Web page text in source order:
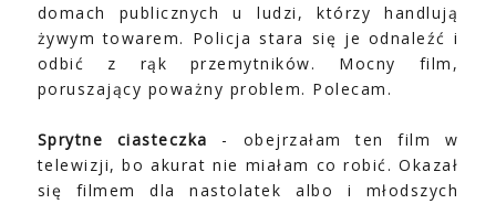
domach publicznych u ludzi, którzy handlują
żywym towarem. Policja stara się je odnaleźć i
odbić z rąk przemytników. Mocny film,
poruszający poważny problem. Polecam.
Sprytne ciasteczka - obejrzałam ten film w
telewizji, bo akurat nie miałam co robić. Okazał
się filmem dla nastolatek albo i młodszych